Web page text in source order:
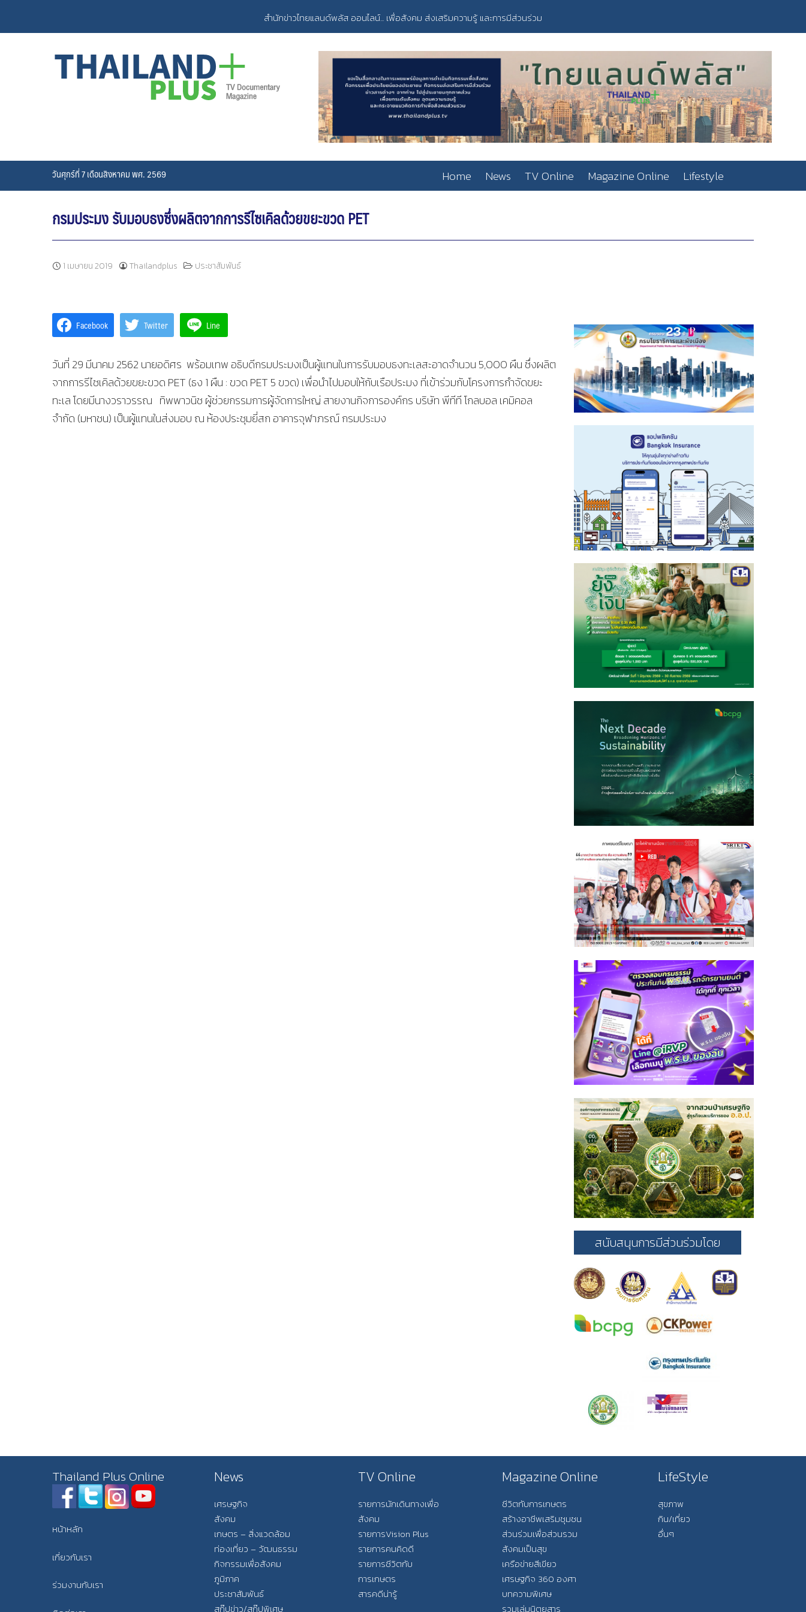
content
สำนักข่าวไทยแลนด์พลัส ออนไลน์... เพื่อสังคม ส่งเสริมความรู้ และการมีส่วนร่วม
วันศุกร์ที่ 7 เดือนสิงหาคม พศ. 2569 Home News TV Online Magazine Online Lifestyle
กรมประมง รับมอบธงซึ่งผลิตจากการรีไซเคิลด้วยขยะขวด PET
1 เมษายน 2019 Thailandplus ประชาสัมพันธ์
Facebook Twitter Line
วันที่ 29 มีนาคม 2562 นายอดิศร พร้อมเทพ อธิบดีกรมประมงเป็นผู้แทนในการรับมอบธงทะเลสะอาดจำนวน 5,000 ผืน ซึ่งผลิต
จากการรีไซเคิลด้วยขยะขวด PET (ธง 1 ผืน : ขวด PET 5 ขวด) เพื่อนำไปมอบให้กับเรือประมง ที่เข้าร่วมกับโครงการกำจัดขยะ
ทะเล โดยมีนางวราวรรณ ทิพพาวนิช ผู้ช่วยกรรมการผู้จัดการใหญ่ สายงานกิจการองค์กร บริษัท พีทีที โกลบอล เคมิคอล
จำกัด (มหาชน) เป็นผู้แทนในส่งมอบ ณ ห้องประชุมยี่สก อาคารจุฬาภรณ์ กรมประมง
สนับสนุนการมีส่วนร่วมโดย
Thailand Plus Online
หน้าหลัก
เกี่ยวกับเรา
ร่วมงานกับเรา
News
เศรษฐกิจ
สังคม
เกษตร – สิ่งแวดล้อม
ท่องเที่ยว – วัฒนธรรม
กิจกรรมเพื่อสังคม
ภูมิภาค
ประชาสัมพันธ์
สกู๊ปข่าว/สกู๊ปพิเศษ
TV Online
รายการนักเดินทางเพื่อ
สังคม
รายการVision Plus
รายการคนคิดดี
รายการชีวิตกับ
การเกษตร
สารคดีน่ารู้
Magazine Online
ชีวิตกับการเกษตร
สร้างอาชีพเสริมชุมชน
ส่วนร่วมเพื่อส่วนรวม
สังคมเป็นสุข
เครือข่ายสีเขียว
เศรษฐกิจ 360 องศา
บทความพิเศษ
รวมเล่มนิตยสาร
LifeStyle
สุขภาพ
กิน/เที่ยว
อื่นๆ